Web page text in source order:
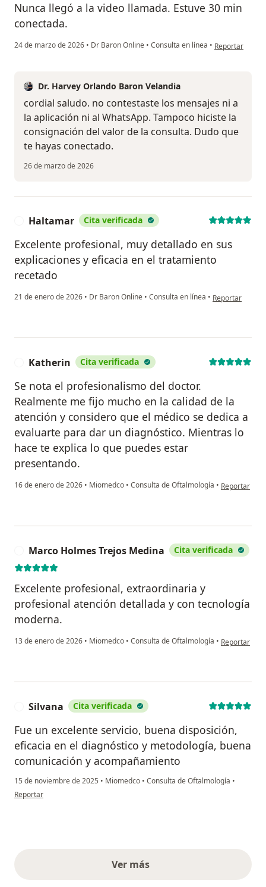
Nunca llegó a la video llamada. Estuve 30 min
conectada.
24 de marzo de 2026 • Dr Baron Online • Consulta en línea • en opinión del
Reportar
Dr. Harvey Orlando Baron Velandia
cordial saludo. no contestaste los mensajes ni a
la aplicación ni al WhatsApp. Tampoco hiciste la
consignación del valor de la consulta. Dudo que
te hayas conectado.
26 de marzo de 2026
Haltamar Cita verificada
Excelente profesional, muy detallado en sus
explicaciones y eficacia en el tratamiento
recetado
21 de enero de 2026 • Dr Baron Online • Consulta en línea • en opinión del
Reportar
Katherin Cita verificada
Se nota el profesionalismo del doctor.
Realmente me fijo mucho en la calidad de la
atención y considero que el médico se dedica a
evaluarte para dar un diagnóstico. Mientras lo
hace te explica lo que puedes estar
presentando.
16 de enero de 2026 • Miomedco • Consulta de Oftalmología • en opinión
Reportar
Marco Holmes Trejos Medina Cita verificada
Excelente profesional, extraordinaria y
profesional atención detallada y con tecnología
moderna.
13 de enero de 2026 • Miomedco • Consulta de Oftalmología • en opinión
Reportar
Silvana Cita verificada
Fue un excelente servicio, buena disposición,
eficacia en el diagnóstico y metodología, buena
comunicación y acompañamiento
15 de noviembre de 2025 • Miomedco • Consulta de Oftalmología •
en opinión del usuario Silvana
Reportar
Ver másopiniones anteriores